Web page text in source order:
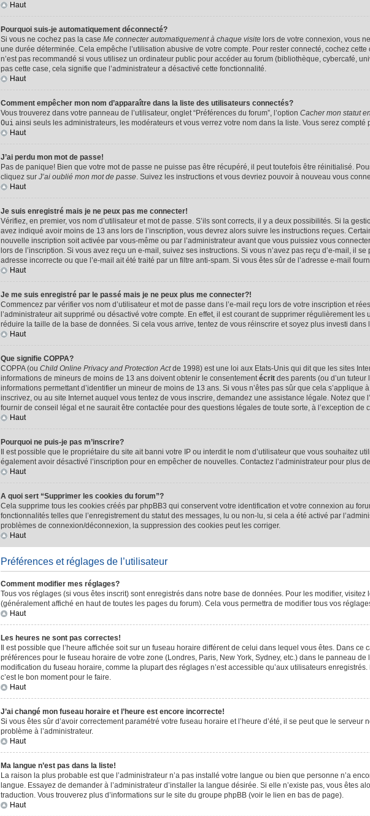
Haut
Pourquoi suis-je automatiquement déconnecté?
Si vous ne cochez pas la case Me connecter automatiquement à chaque visite lors de votre connexion, vous
une durée déterminée. Cela empêche l’utilisation abusive de votre compte. Pour rester connecté, cochez
n’est pas recommandé si vous utilisez un ordinateur public pour accéder au forum (bibliothèque, cybercafé,
pas cette case, cela signifie que l’administrateur a désactivé cette fonctionnalité.
Haut
Comment empêcher mon nom d’apparaître dans la liste des utilisateurs connectés?
Vous trouverez dans votre panneau de l’utilisateur, onglet “Préférences du forum”, l’option Cacher mon statut
Oui ainsi seuls les administrateurs, les modérateurs et vous verrez votre nom dans la liste. Vous serez
Haut
J’ai perdu mon mot de passe!
Pas de panique! Bien que votre mot de passe ne puisse pas être récupéré, il peut toutefois être réinitialisé.
cliquez sur J’ai oublié mon mot de passe. Suivez les instructions et vous devriez pouvoir à nouveau vous
Haut
Je suis enregistré mais je ne peux pas me connecter!
Vérifiez, en premier, vos nom d’utilisateur et mot de passe. S’ils sont corrects, il y a deux possibilités. Si la
avez indiqué avoir moins de 13 ans lors de l’inscription, vous devrez alors suivre les instructions reçues.
nouvelle inscription soit activée par vous-même ou par l’administrateur avant que vous puissiez vous
lors de l’inscription. Si vous avez reçu un e-mail, suivez ses instructions. Si vous n’avez pas reçu d’e-mail, il
adresse incorrecte ou que l’e-mail ait été traité par un filtre anti-spam. Si vous êtes sûr de l’adresse e-mail
Haut
Je me suis enregistré par le passé mais je ne peux plus me connecter?!
Commencez par vérifier vos nom d’utilisateur et mot de passe dans l’e-mail reçu lors de votre inscription et
l’administrateur ait supprimé ou désactivé votre compte. En effet, il est courant de supprimer régulièrement les
réduire la taille de la base de données. Si cela vous arrive, tentez de vous réinscrire et soyez plus investi dans
Haut
Que signifie COPPA?
COPPA (ou Child Online Privacy and Protection Actde 1998) est une loi aux Etats-Unis qui dit que les sites
informations de mineurs de moins de 13 ans doivent obtenir le consentementécrit des parents (ou d’un
informations permettant d’identifier un mineur de moins de 13 ans. Si vous n’êtes pas sûr que cela s’applique
inscrivez, ou au site Internet auquel vous tentez de vous inscrire, demandez une assistance légale. Notez que
fournir de conseil légal et ne saurait être contactée pour des questions légales de toute sorte, à l’exception de
Haut
Pourquoi ne puis-je pas m’inscrire?
Il est possible que le propriétaire du site ait banni votre IP ou interdit le nom d’utilisateur que vous souhaitez
également avoir désactivé l’inscription pour en empêcher de nouvelles. Contactez l’administrateur pour plus
Haut
A quoi sert “Supprimer les cookies du forum”?
Cela supprime tous les cookies créés par phpBB3 qui conservent votre identification et votre connexion au
fonctionnalités telles que l’enregistrement du statut des messages, lu ou non-lu, si cela a été activé par
problèmes de connexion/déconnexion, la suppression des cookies peut les corriger.
Haut
Préférences et réglages de l’utilisateur
Comment modifier mes réglages?
Tous vos réglages (si vous êtes inscrit) sont enregistrés dans notre base de données. Pour les modifier, visitez
(généralement affiché en haut de toutes les pages du forum). Cela vous permettra de modifier tous vos
Haut
Les heures ne sont pas correctes!
Il est possible que l’heure affichée soit sur un fuseau horaire différent de celui dans lequel vous êtes. Dans ce
préférences pour le fuseau horaire de votre zone (Londres, Paris, New York, Sydney, etc.) dans le panneau de
modification du fuseau horaire, comme la plupart des réglages n’est accessible qu’aux utilisateurs enregistrés.
c’est le bon moment pour le faire.
Haut
J’ai changé mon fuseau horaire et l’heure est encore incorrecte!
Si vous êtes sûr d’avoir correctement paramétré votre fuseau horaire et l’heure d’été, il se peut que le serveur
problème à l’administrateur.
Haut
Ma langue n’est pas dans la liste!
La raison la plus probable est que l’administrateur n’a pas installé votre langue ou bien que personne n’a
langue. Essayez de demander à l’administrateur d’installer la langue désirée. Si elle n’existe pas, vous êtes
traduction. Vous trouverez plus d’informations sur le site du groupe phpBB (voir le lien en bas de page).
Haut